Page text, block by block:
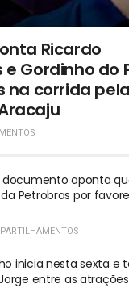
Ricardo
Gordinho do
na corrida pela
documento aponta
Petrobras por
inicia nesta sexta e
entre as atrações